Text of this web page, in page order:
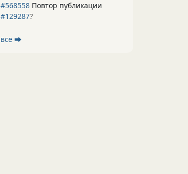
#568558 Повтор публикации
#129287?
все ⮕